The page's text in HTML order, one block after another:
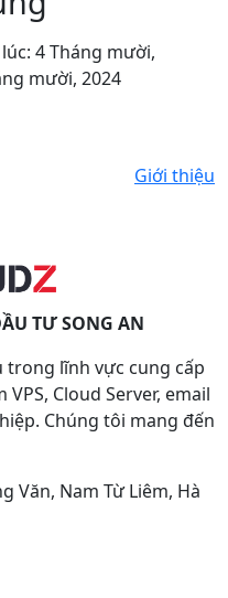
4 Tháng mười,
mười, 2024
Giới thiệu
TƯ SONG AN
trong lĩnh vực cung cấp
Cloud Server, email
Chúng tôi mang đến
Văn, Nam Từ Liêm, Hà